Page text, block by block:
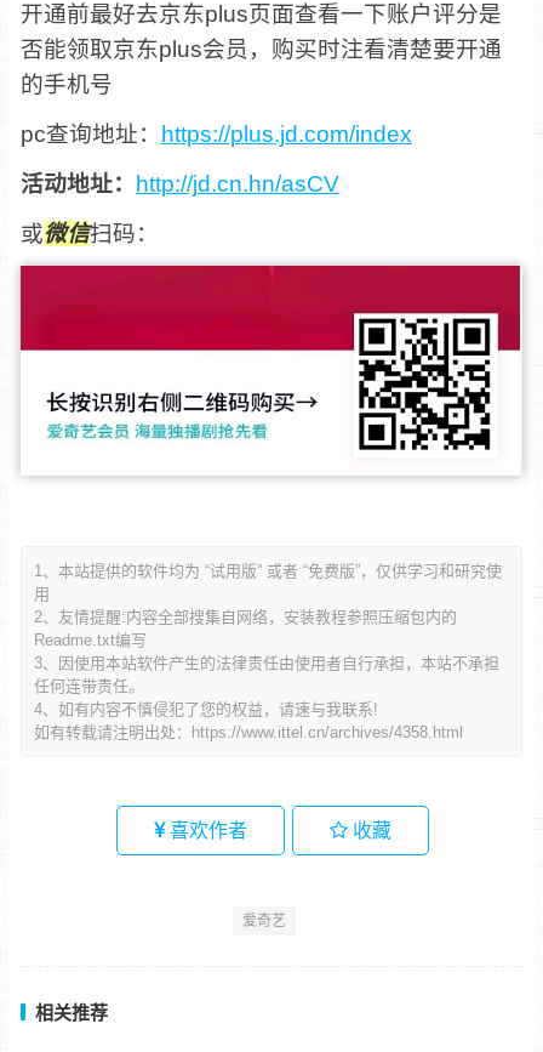
开通前最好去京东plus页面查看一下账户评分是
否能领取京东plus会员，购买时注看清楚要开通
的手机号
pc查询地址：
https://plus.jd.com/index
活动地址：
http://jd.cn.hn/asCV
或微信扫码：
1、本站提供的软件均为 “试用版” 或者 “免费版”，仅供学习和研究使
用
2、友情提醒:内容全部搜集自网络，安装教程参照压缩包内的
Readme.txt编写
3、因使用本站软件产生的法律责任由使用者自行承担，本站不承担
任何连带责任。
4、如有内容不慎侵犯了您的权益，请速与我联系!
如有转载请注明出处：
https://www.ittel.cn/archives/4358.html
喜欢作者 收藏
爱奇艺
相关推荐